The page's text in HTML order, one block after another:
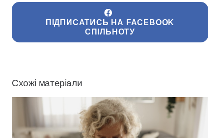
ПІДПИСАТИСЬ НА FACEBOOK
СПІЛЬНОТУ
Схожі матеріали